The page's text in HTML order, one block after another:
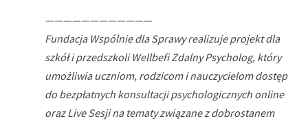
————————————
Fundacja Wspólnie dla Sprawy realizuje projekt dla
szkół i przedszkoli Wellbefi Zdalny Psycholog, który
umożliwia uczniom, rodzicom i nauczycielom dostęp
do bezpłatnych konsultacji psychologicznych online
oraz Live Sesji na tematy związane z dobrostanem